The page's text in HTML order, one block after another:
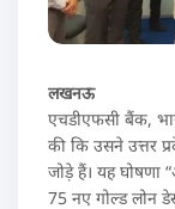
लखनऊ
एचडीएफसी बैंक,
की कि उसने उत्तर
जोड़े हैं। यह घोषणा
75 नए गोल्ड लोन